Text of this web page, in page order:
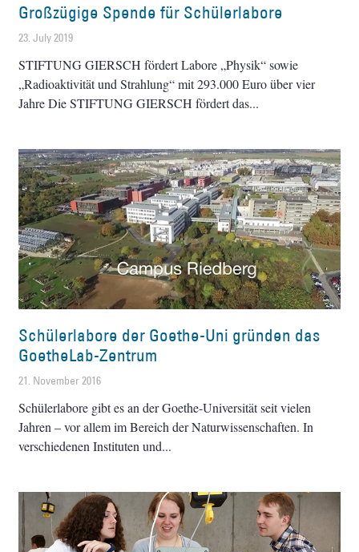
Großzügige Spende für Schülerlabore
23. July 2019
STIFTUNG GIERSCH fördert Labore „Physik“ sowie
„Radioaktivität und Strahlung“ mit 293.000 Euro über vier
Jahre Die STIFTUNG GIERSCH fördert das
Schülerlabore der Goethe-Uni gründen das
GoetheLab-Zentrum
21. November 2016
Schülerlabore gibt es an der Goethe-Universität seit vielen
Jahren – vor allem im Bereich der Naturwissenschaften. In
verschiedenen Instituten und